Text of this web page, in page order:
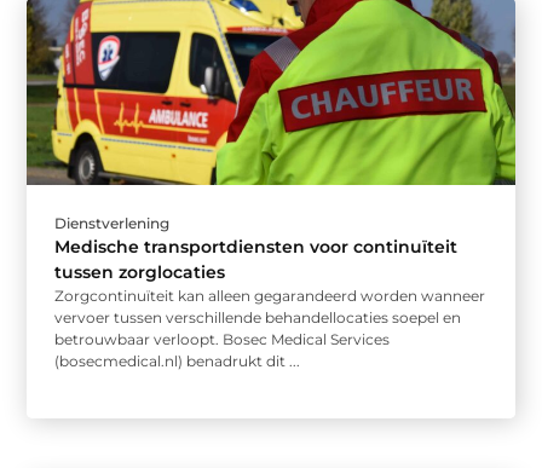
Dienstverlening
Medische transportdiensten voor continuïteit
tussen zorglocaties
Zorgcontinuïteit kan alleen gegarandeerd worden wanneer
vervoer tussen verschillende behandellocaties soepel en
betrouwbaar verloopt. Bosec Medical Services
(bosecmedical.nl) benadrukt dit ...